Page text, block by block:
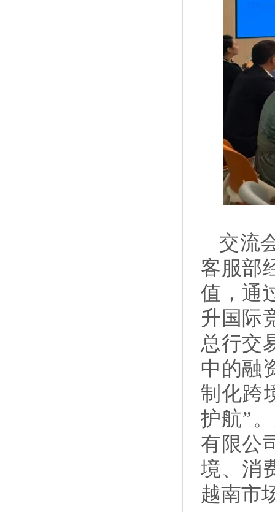
交流
客服部
值，通
升国际
总行交
中的融
制化跨
护航”
有限公
境、消
越南市